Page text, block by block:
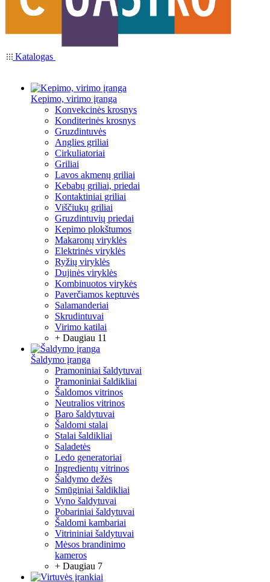
Katalogas
Kepimo, virimo įranga
Konvekcinės krosnys
Konditerinės krosnys
Gruzdintuvės
Anglies griliai
Cirkuliatoriai
Griliai
Lavos akmenų griliai
Kebabų griliai, priedai
Kontaktiniai griliai
Viščiukų griliai
Gruzdintuvių priedai
Kepimo plokštumos
Makaronų viryklės
Elektrinės viryklės
Ryžių viryklės
Dujinės viryklės
Kombinuotos virykės
Paverčiamos keptuvės
Salamanderiai
Skrudintuvai
Virimo katilai
+ Daugiau 11
Šaldymo įranga
Pramoniniai šaldytuvai
Pramoniniai šaldikliai
Šaldomos vitrinos
Neutralios vitrinos
Baro šaldytuvai
Šaldomi stalai
Stalai šaldikliai
Saladetės
Ledo generatoriai
Ingredientų vitrinos
Šaldymo dežės
Smūginiai šaldikliai
Vyno šaldytuvai
Pobariniai šaldytuvai
Šaldomi kambariai
Vitrininiai šaldytuvai
Mėsos brandinimo
kameros
+ Daugiau 7